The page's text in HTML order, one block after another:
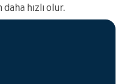
hızlı olur.